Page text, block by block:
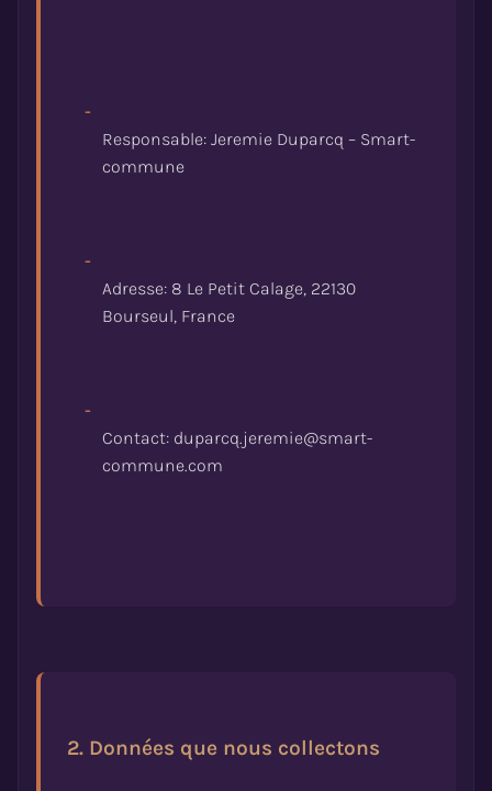
-
Responsable: Jeremie Duparcq – Smart-
-
Adresse: 8 Le Petit Calage, 22130
-
Contact: duparcq.jeremie@smart-
2. Données que nous collectons